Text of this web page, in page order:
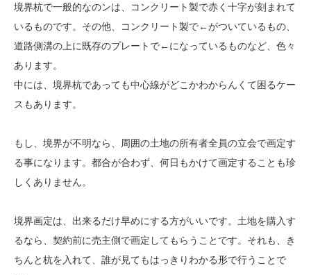
境界杭で一般的なのンは、コンクリート製で赤く十字が刻まれて
いるものです。その他、コンクリート製で←がついているもの、
道路側溝の上に既存のプレートで←になっているものなど、色々
あります。
中には、境界杭であっても中心線がどこかわからんくて困るケー
スもあります。
もし、境界が不明なら、周囲の土地の所有者全員の立会で画定す
る事になります。都合が合わず、何日もかけて画定することも珍
しくありません。
境界画定は、出来るだけ早めにする方がいいです。土地を購入す
るなら、契約前に売主側で画定してもらうことです。それも、き
ちんと杭を入れて、誰が見てもはっきりわかる形で行うことで